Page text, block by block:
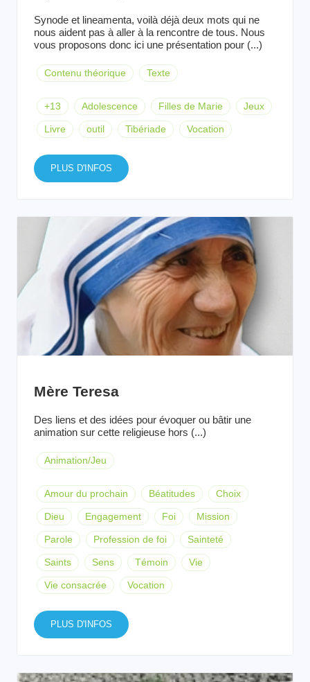
Synode et lineamenta, voilà déjà deux mots qui ne
nous aident pas à aller à la rencontre de tous. Nous
vous proposons donc ici une présentation pour (...)
Contenu théorique Texte
+13 Adolescence Filles de Marie Jeux
Livre outil Tibériade Vocation
PLUS D'INFOS
Mère Teresa
Des liens et des idées pour évoquer ou bâtir une
animation sur cette religieuse hors (...)
Animation/Jeu
Amour du prochain Béatitudes Choix
Dieu Engagement Foi Mission
Parole Profession de foi Sainteté
Saints Sens Témoin Vie
Vie consacrée Vocation
PLUS D'INFOS